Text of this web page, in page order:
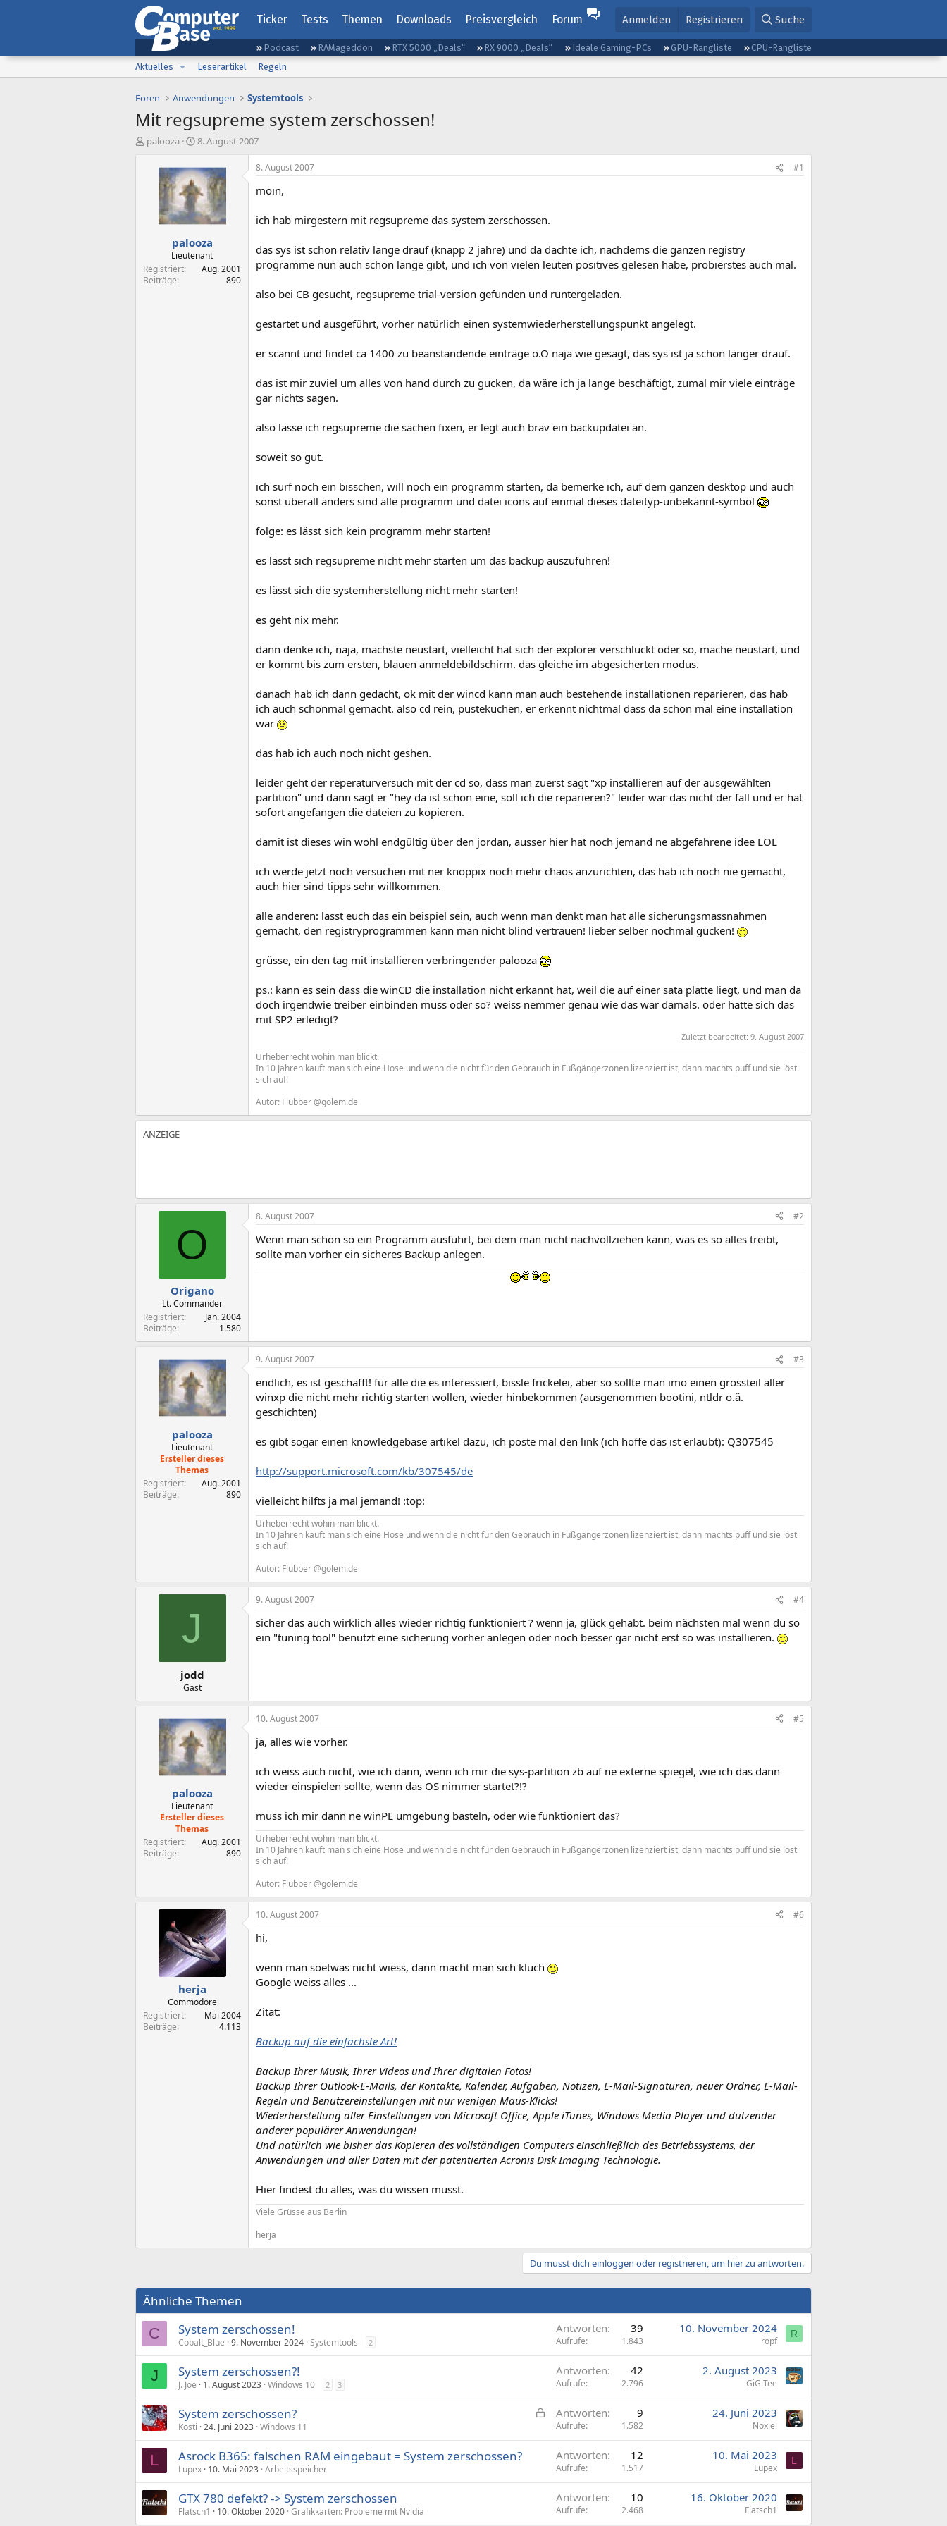
Ticker Tests Themen Downloads Preisvergleich Forum Anmelden Registrieren Suche
Podcast RAMageddon RTX 5000 „Deals“ RX 9000 „Deals“ Ideale Gaming-PCs GPU-Rangliste
CPU-Rangliste
Aktuelles
Leserartikel Regeln
Foren Anwendungen Systemtools
Mit regsupreme system zerschossen!
E
palooza
E
s
t
e
l
l
t
a
m
8. August 2007
palooza
Lieutenant
Registriert
Aug. 2001
Beiträge
890
8. August 2007 #1
moin,
ich hab mirgestern mit regsupreme das system zerschossen.
das sys ist schon relativ lange drauf (knapp 2 jahre) und da dachte ich, nachdems die ganzen registry
programme nun auch schon lange gibt, und ich von vielen leuten positives gelesen habe, probierstes auch mal.
also bei CB gesucht, regsupreme trial-version gefunden und runtergeladen.
gestartet und ausgeführt, vorher natürlich einen systemwiederherstellungspunkt angelegt.
er scannt und findet ca 1400 zu beanstandende einträge o.O naja wie gesagt, das sys ist ja schon länger drauf.
das ist mir zuviel um alles von hand durch zu gucken, da wäre ich ja lange beschäftigt, zumal mir viele einträge
gar nichts sagen.
also lasse ich regsupreme die sachen fixen, er legt auch brav ein backupdatei an.
soweit so gut.
ich surf noch ein bisschen, will noch ein programm starten, da bemerke ich, auf dem ganzen desktop und auch
sonst überall anders sind alle programm und datei icons auf einmal dieses dateityp-unbekannt-symbol
folge: es lässt sich kein programm mehr starten!
es lässt sich regsupreme nicht mehr starten um das backup auszuführen!
es lässt sich die systemherstellung nicht mehr starten!
es geht nix mehr.
dann denke ich, naja, machste neustart, vielleicht hat sich der explorer verschluckt oder so, mache neustart, und
er kommt bis zum ersten, blauen anmeldebildschirm. das gleiche im abgesicherten modus.
danach hab ich dann gedacht, ok mit der wincd kann man auch bestehende installationen reparieren, das hab
ich auch schonmal gemacht. also cd rein, pustekuchen, er erkennt nichtmal dass da schon mal eine installation
war
das hab ich auch noch nicht geshen.
leider geht der reperaturversuch mit der cd so, dass man zuerst sagt "xp installieren auf der ausgewählten
partition" und dann sagt er "hey da ist schon eine, soll ich die reparieren?" leider war das nicht der fall und er hat
sofort angefangen die dateien zu kopieren.
damit ist dieses win wohl endgültig über den jordan, ausser hier hat noch jemand ne abgefahrene idee LOL
ich werde jetzt noch versuchen mit ner knoppix noch mehr chaos anzurichten, das hab ich noch nie gemacht,
auch hier sind tipps sehr willkommen.
alle anderen: lasst euch das ein beispiel sein, auch wenn man denkt man hat alle sicherungsmassnahmen
gemacht, den registryprogrammen kann man nicht blind vertrauen! lieber selber nochmal gucken!
grüsse, ein den tag mit installieren verbringender palooza
ps.: kann es sein dass die winCD die installation nicht erkannt hat, weil die auf einer sata platte liegt, und man da
doch irgendwie treiber einbinden muss oder so? weiss nemmer genau wie das war damals. oder hatte sich das
mit SP2 erledigt?
Zuletzt bearbeitet: 9. August 2007
Urheberrecht wohin man blickt.
In 10 Jahren kauft man sich eine Hose und wenn die nicht für den Gebrauch in Fußgängerzonen lizenziert ist, dann machts puff und sie löst
sich auf!
Autor: Flubber @golem.de
O
Origano
Lt. Commander
Registriert
Jan. 2004
Beiträge
1.580
8. August 2007 #2
Wenn man schon so ein Programm ausführt, bei dem man nicht nachvollziehen kann, was es so alles treibt,
sollte man vorher ein sicheres Backup anlegen.
palooza
Lieutenant
Ersteller dieses
Themas
Registriert
Aug. 2001
Beiträge
890
9. August 2007 #3
endlich, es ist geschafft! für alle die es interessiert, bissle frickelei, aber so sollte man imo einen grossteil aller
winxp die nicht mehr richtig starten wollen, wieder hinbekommen (ausgenommen bootini, ntldr o.ä.
geschichten)
es gibt sogar einen knowledgebase artikel dazu, ich poste mal den link (ich hoffe das ist erlaubt): Q307545
http://support.microsoft.com/kb/307545/de
vielleicht hilfts ja mal jemand! :top:
Urheberrecht wohin man blickt.
In 10 Jahren kauft man sich eine Hose und wenn die nicht für den Gebrauch in Fußgängerzonen lizenziert ist, dann machts puff und sie löst
sich auf!
Autor: Flubber @golem.de
J
jodd
Gast
9. August 2007 #4
sicher das auch wirklich alles wieder richtig funktioniert ? wenn ja, glück gehabt. beim nächsten mal wenn du so
ein "tuning tool" benutzt eine sicherung vorher anlegen oder noch besser gar nicht erst so was installieren.
palooza
Lieutenant
Ersteller dieses
Themas
Registriert
Aug. 2001
Beiträge
890
10. August 2007 #5
ja, alles wie vorher.
ich weiss auch nicht, wie ich dann, wenn ich mir die sys-partition zb auf ne externe spiegel, wie ich das dann
wieder einspielen sollte, wenn das OS nimmer startet?!?
muss ich mir dann ne winPE umgebung basteln, oder wie funktioniert das?
Urheberrecht wohin man blickt.
In 10 Jahren kauft man sich eine Hose und wenn die nicht für den Gebrauch in Fußgängerzonen lizenziert ist, dann machts puff und sie löst
sich auf!
Autor: Flubber @golem.de
herja
Commodore
Registriert
Mai 2004
Beiträge
4.113
10. August 2007 #6
hi,
wenn man soetwas nicht wiess, dann macht man sich kluch
Google weiss alles ...
Zitat:
Backup auf die einfachste Art!
Backup Ihrer Musik, Ihrer Videos und Ihrer digitalen Fotos!
Backup Ihrer Outlook-E-Mails, der Kontakte, Kalender, Aufgaben, Notizen, E-Mail-Signaturen, neuer Ordner, E-Mail-
Regeln und Benutzereinstellungen mit nur wenigen Maus-Klicks!
Wiederherstellung aller Einstellungen von Microsoft Office, Apple iTunes, Windows Media Player und dutzender
anderer populärer Anwendungen!
Und natürlich wie bisher das Kopieren des vollständigen Computers einschließlich des Betriebssystems, der
Anwendungen und aller Daten mit der patentierten Acronis Disk Imaging Technologie.
Hier findest du alles, was du wissen musst.
Viele Grüsse aus Berlin
herja
Du musst dich einloggen oder registrieren, um hier zu antworten.
Ähnliche Themen
C System zerschossen!
Cobalt_Blue 9. November 2024 Systemtools 2
Antworten 39
Aufrufe 1.843
10. November 2024
ropf
R
J System zerschossen?!
J. Joe 1. August 2023 Windows 10 2 3
Antworten 42
Aufrufe 2.796
2. August 2023
GiGiTee
G
s
r
System zerschossen?
Kosti 24. Juni 2023 Windows 11
Antworten 9
Aufrufe 1.582
24. Juni 2023
Noxiel
L Asrock B365: falschen RAM eingebaut = System zerschossen?
Lupex 10. Mai 2023 Arbeitsspeicher
Antworten 12
Aufrufe 1.517
10. Mai 2023
Lupex
L
GTX 780 defekt? -> System zerschossen
Flatsch1 10. Oktober 2020 Grafikkarten: Probleme mit Nvidia
Antworten 10
Aufrufe 2.468
16. Oktober 2020
Flatsch1